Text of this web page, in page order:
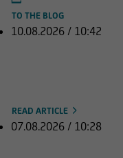
TO THE BLOG
10.08.2026 / 10:42
READ ARTICLE
07.08.2026 / 10:28